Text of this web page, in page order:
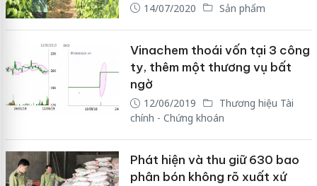
14/07/2020 Sản phẩm
Vinachem thoái vốn tại 3 công
ty, thêm một thương vụ bất
ngờ
12/06/2019
Thương hiệu Tài
chính - Chứng khoán
Phát hiện và thu giữ 630 bao
phân bón không rõ xuất xứ